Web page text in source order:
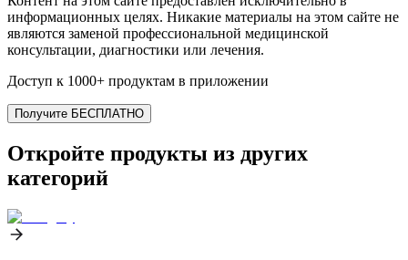
информационных целях. Никакие материалы на этом сайте не
являются заменой профессиональной медицинской
консультации, диагностики или лечения.
Доступ к 1000+ продуктам в приложении
Получите БЕСПЛАТНО
Откройте продукты из других
категорий